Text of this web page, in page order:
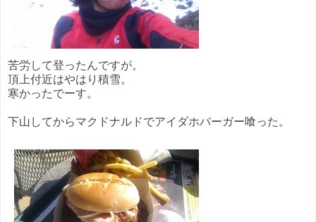
苦労して登ったんですが。
頂上付近はやはり積雪。
寒かったでーす。
下山してからマクドナルドでアイダホバーガー喰った。